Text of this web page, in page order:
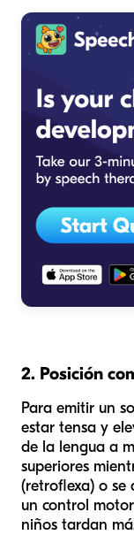
2. Posición
Para emitir un
estar tensa y
de la lengua a
superiores
(retroflexa) o se
un control
niños tardan